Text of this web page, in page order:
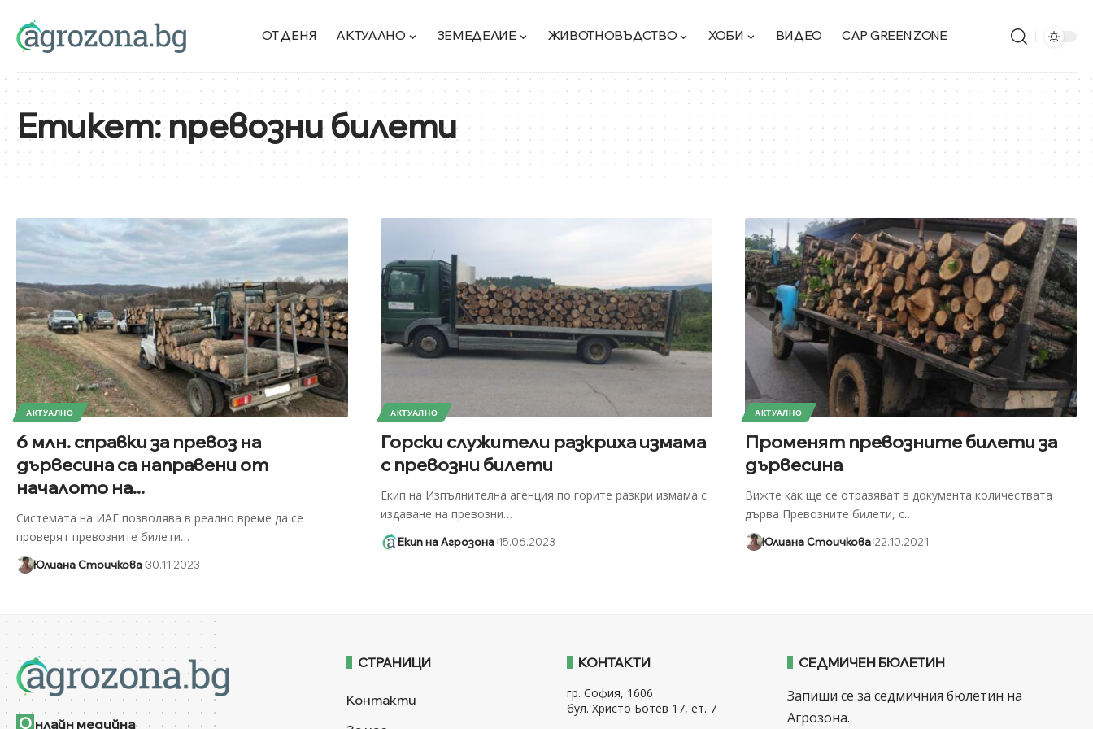
ОТ ДЕНЯ АКТУАЛНО ЗЕМЕДЕЛИЕ ЖИВОТНОВЪДСТВО ХОБИ ВИДЕО CAP GREEN ZONE
Етикет:превозни билети
АКТУАЛНО
6 млн. справки за превоз на
дървесина са направени от
началото на...
Системата на ИАГ позволява в реално време да се
проверят превозните билети…
Юлиана Стоичкова 30.11.2023
АКТУАЛНО
Горски служители разкриха измама
с превозни билети
Екип на Изпълнителна агенция по горите разкри измама с
издаване на превозни…
Екип на Агрозона 15.06.2023
АКТУАЛНО
Променят превозните билети за
дървесина
Вижте как ще се отразяват в документа количествата
дърва Превозните билети, с…
Юлиана Стоичкова 22.10.2021
О нлайн медийна
СТРАНИЦИ
Контакти
КОНТАКТИ
гр. София, 1606
бул. Христо Ботев 17, ет. 7
СЕДМИЧЕН БЮЛЕТИН
Запиши се за седмичния бюлетин на
Агрозона.